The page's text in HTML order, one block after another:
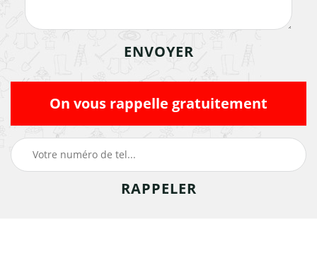
On vous rappelle gratuitement